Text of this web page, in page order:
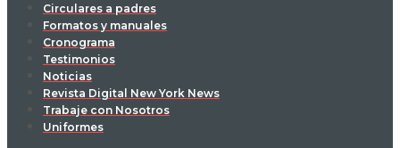
Circulares a padres
Formatos y manuales
Cronograma
Testimonios
Noticias
Revista Digital New York News
Trabaje con Nosotros
Uniformes